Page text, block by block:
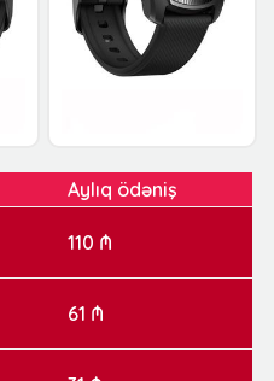
Aylıq ödəniş
110 ₼
61 ₼